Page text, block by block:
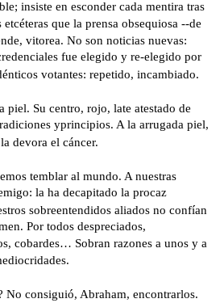
insiste en esconder cada mentira tras
que la prensa obsequiosa --de
vitorea. No son noticias nuevas:
fue elegido y re-elegido por
votantes: repetido, incambiado.
piel. Su centro, rojo, late atestado de
yprincipios. A la arrugada piel,
devora el cáncer.
temblar al mundo. A nuestras
la ha decapitado la procaz
sobreentendidos aliados no confían
Por todos despreciados,
cobardes… Sobran razones a unos y a
No consiguió, Abraham, encontrarlos.